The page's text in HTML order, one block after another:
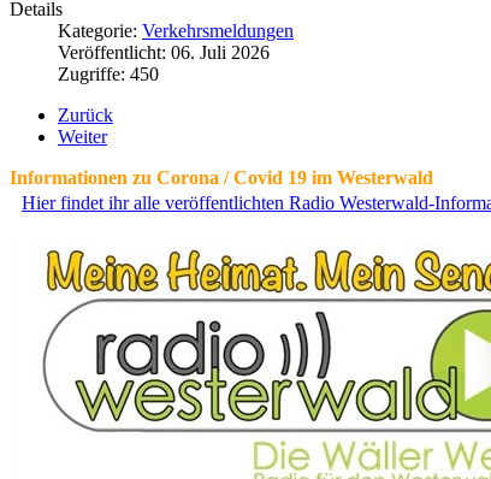
Details
Kategorie: Verkehrsmeldungen
Veröffentlicht: 06. Juli 2026
Zugriffe: 450
Zurück
Weiter
Informationen zu Corona / Covid 19 im Westerwald
Hier findet ihr alle veröffentlichten Radio Westerwald-